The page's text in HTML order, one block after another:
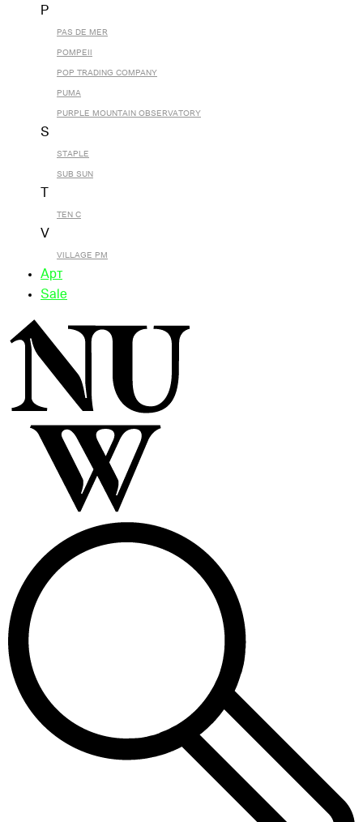
P
PAS DE MER
POMPEII
POP TRADING COMPANY
PUMA
PURPLE MOUNTAIN OBSERVATORY
S
STAPLE
SUB SUN
TEN C
V
VILLAGE PM
Арт
Sale